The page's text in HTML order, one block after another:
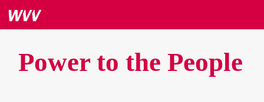
Power to the People